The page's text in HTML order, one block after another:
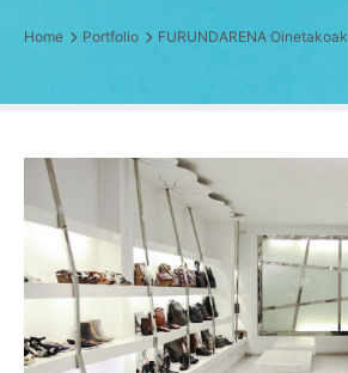
Home Portfolio FURUNDARENA Oinetakoak